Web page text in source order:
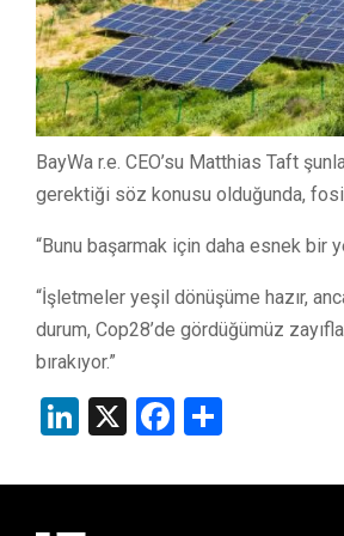
BayWa r.e. CEO’su Matthias Taft
gerektiği söz konusu olduğunda, fosil
“Bunu başarmak için daha esnek bir
“İşletmeler yeşil dönüşüme hazır,
durum, Cop28’de gördüğümüz
bırakıyor.”
LinkedIn
X Facebook